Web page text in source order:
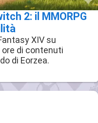
2: il MMORPG
XIV su
di contenuti
di Eorzea.